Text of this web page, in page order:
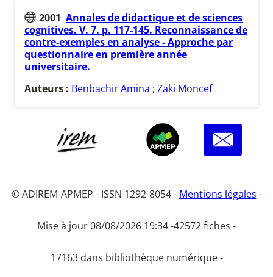
2001 Annales de didactique et de sciences
cognitives. V. 7. p. 117-145. Reconnaissance de
contre-exemples en analyse - Approche par
questionnaire en première année
universitaire.
Auteurs : Benbachir Amina ; Zaki Moncef
© ADIREM-APMEP - ISSN 1292-8054 - Mentions légales -
Mise à jour 08/08/2026 19:34 -42572 fiches -
17163 dans bibliothèque numérique -